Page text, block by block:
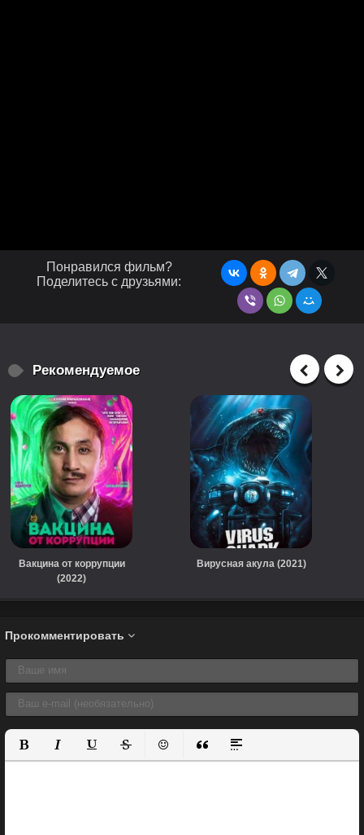
Понравился фильм?
Поделитесь с друзьями:
Рекомендуемое
Вакцина от коррупции
(2022)
Вирусная акула (2021)
Прокомментировать
Полужирный
КурсивПодчеркнутый
ЗачеркнутыйВставить смайлик
Вставка цитаты
Вставка спойлера